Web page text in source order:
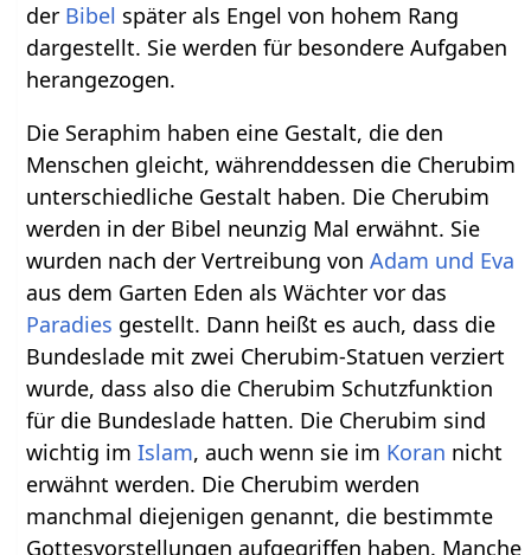
der Bibel später als Engel von hohem Rang
dargestellt. Sie werden für besondere Aufgaben
herangezogen.
Die Seraphim haben eine Gestalt, die den
Menschen gleicht, währenddessen die Cherubim
unterschiedliche Gestalt haben. Die Cherubim
werden in der Bibel neunzig Mal erwähnt. Sie
wurden nach der Vertreibung vonAdam und Eva
aus dem Garten Eden als Wächter vor das
Paradies gestellt. Dann heißt es auch, dass die
Bundeslade mit zwei Cherubim-Statuen verziert
wurde, dass also die Cherubim Schutzfunktion
für die Bundeslade hatten. Die Cherubim sind
wichtig imIslam, auch wenn sie im Koran nicht
erwähnt werden. Die Cherubim werden
manchmal diejenigen genannt, die bestimmte
Gottesvorstellungen aufgegriffen haben. Manche